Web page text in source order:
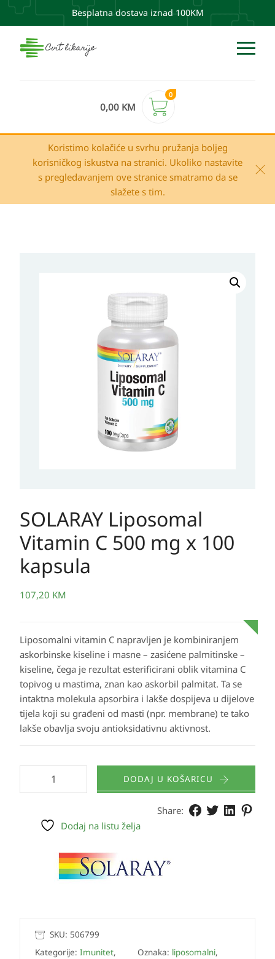
Besplatna dostava iznad 100KM
0,00 KM
0
Koristimo kolačiće u svrhu pružanja boljeg
korisničkog iskustva na stranici. Ukoliko nastavite
s pregledavanjem ove stranice smatramo da se
slažete s tim.
SOLARAY Liposomal
Vitamin C 500 mg x 100
kapsula
107,20 KM
Liposomalni vitamin C napravljen je kombiniranjem
askorbinske kiseline i masne – zasićene palmitinske –
kiseline, čega je rezultat esterificirani oblik vitamina C
topivog u mastima, znan kao askorbil palmitat. Ta se
intaktna molekula apsorbira i lakše dospijeva u dijelove
tijela koji su građeni od masti (npr. membrane) te tako
lakše obavlja svoju antioksidativnu aktivnost.
DODAJ U KOŠARICU
Share:
Dodaj na listu želja
SKU: 506799
Kategorije: Imunitet,
Oznaka: liposomalni,